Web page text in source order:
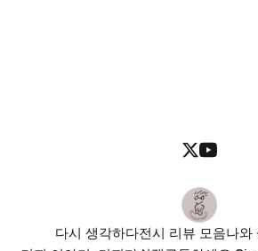
다시 생각하다전시 리뷰 모음나와